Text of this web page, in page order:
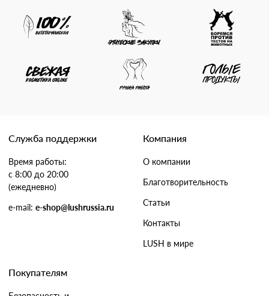
Служба поддержки
Время работы:
с 8:00 до 20:00
(ежедневно)
e-mail: e-shop@lushrussia.ru
Компания
О компании
Благотворительность
Статьи
Контакты
LUSH в мире
Покупателям